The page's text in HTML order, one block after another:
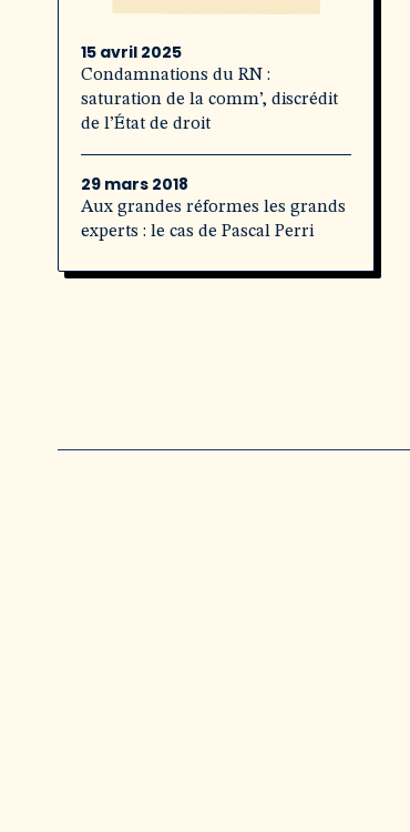
15 avril 2025
Condamnations du RN :
saturation de la comm’, discrédit
de l’État de droit
29 mars 2018
Aux grandes réformes les grands
experts : le cas de Pascal Perri